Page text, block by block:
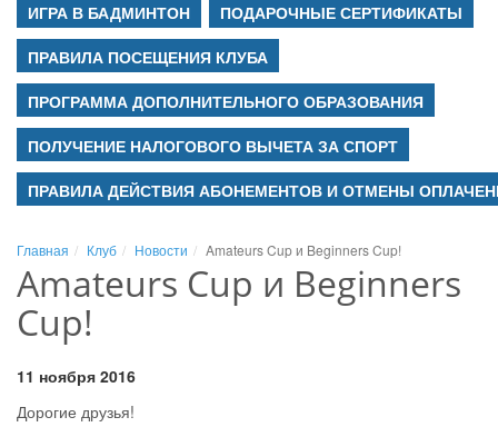
ИГРА В БАДМИНТОН
ПОДАРОЧНЫЕ СЕРТИФИКАТЫ
ПРАВИЛА ПОСЕЩЕНИЯ КЛУБА
ПРОГРАММА ДОПОЛНИТЕЛЬНОГО ОБРАЗОВАНИЯ
ПОЛУЧЕНИЕ НАЛОГОВОГО ВЫЧЕТА ЗА СПОРТ
ПРАВИЛА ДЕЙСТВИЯ АБОНЕМЕНТОВ И ОТМЕНЫ
Главная Клуб Новости Amateurs Cup и Beginners Cup!
Amateurs Cup и Beginners
Cup!
11 ноября 2016
Дорогие друзья!